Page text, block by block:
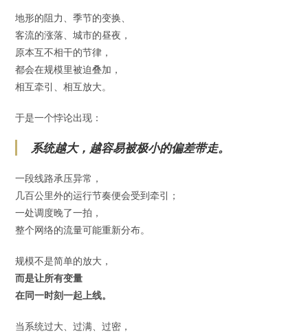
地形的阻力、季节的变换、
客流的涨落、城市的昼夜，
原本互不相干的节律，
都会在规模里被迫叠加，
相互牵引、相互放大。
于是一个悖论出现：
系统越大，越容易被极小的偏差带走。
一段线路承压异常，
几百公里外的运行节奏便会受到牵引；
一处调度晚了一拍，
整个网络的流量可能重新分布。
规模不是简单的放大，
而是让所有变量
在同一时刻一起上线。
当系统过大、过满、过密，